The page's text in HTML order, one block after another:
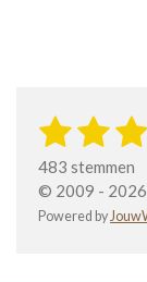
R
a
t
i
n
1
s
t
e
2
s
t
e
3
s
t
e
483 stemmen
© 2009 - 2026
Powered by